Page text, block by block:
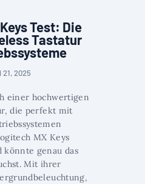
Test: Die
Tastatur
21, 2025
einer hochwertigen
die perfekt mit
MX Keys
könnte genau das
Mit ihrer